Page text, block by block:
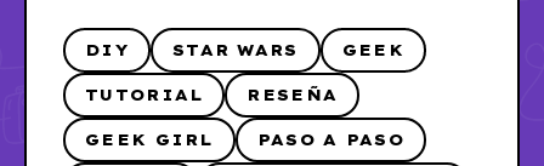
DIY STAR WARS GEEK
TUTORIAL RESEÑA
GEEK GIRL PASO A PASO